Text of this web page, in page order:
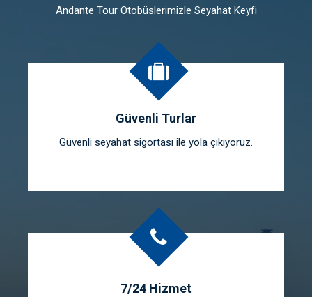
Andante Tour Otobüslerimizle Seyahat Keyfi
Güvenli Turlar
Güvenli seyahat sigortası ile yola çıkıyoruz.
7/24 Hizmet